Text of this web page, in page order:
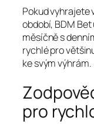
Pokud vyhrajete
období, BDM
měsíčně s
rychlé pro
ke svým výhrám.
pro